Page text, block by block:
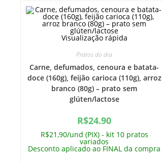
Visualização rápida
Pratos do dia
Carne, defumados, cenoura e batata-
doce (160g), feijão carioca (110g), arroz
branco (80g) – prato sem
glúten/lactose
R$24.90
R$21,90/und (PIX) - kit 10 pratos
variados
Desconto aplicado ao FINAL da compra